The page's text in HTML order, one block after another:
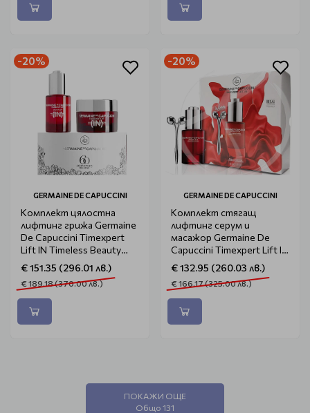
-20%
GERMAINE DE CAPUCCINI
Комплект цялостна
лифтинг грижа Germaine
De Capuccini Timexpert
Lift IN Timeless Beauty
Rituals
€ 151.35 (296.01 лв.)
€ 189.18 (370.00 лв.)
-20%
GERMAINE DE CAPUCCINI
Комплект стягащ
лифтинг серум и
масажор Germaine De
Capuccini Timexpert Lift IN
Firmness & Vitality
€ 132.95 (260.03 лв.)
€ 166.17 (325.00 лв.)
ПОКАЖИ ОЩЕ
Общо 131